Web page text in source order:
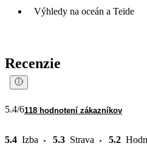
Výhledy na oceán a Teide
Recenzie
5.4/6118 hodnotení zákazníkov
5.4 Izba 5.3 Strava 5.2